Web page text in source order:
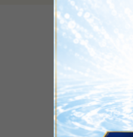
夜の肌
35%
OFF